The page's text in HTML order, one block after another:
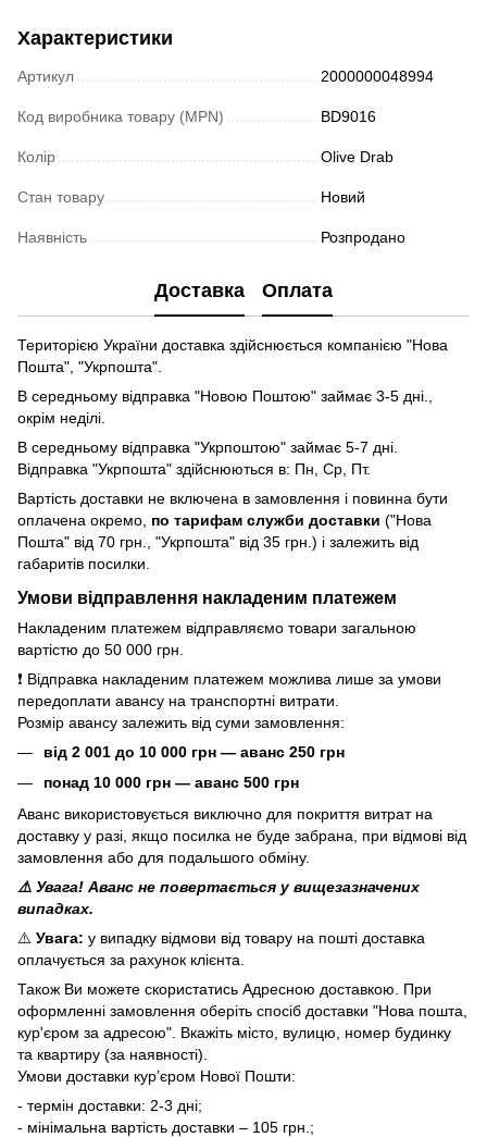
Характеристики
Артикул 2000000048994
Код виробника товару (MPN) BD9016
Колір Olive Drab
Стан товару Новий
Наявність Розпродано
Доставка Оплата
Територією України доставка здійснюється компанією "Нова
Пошта", "Укрпошта".
В середньому відправка "Новою Поштою" займає 3-5 дні.,
окрім неділі.
В середньому відправка "Укрпоштою" займає 5-7 дні.
Відправка "Укрпошта" здійснюються в: Пн, Ср, Пт.
Вартість доставки не включена в замовлення і повинна бути
оплачена окремо, по тарифам служби доставки ("Нова
Пошта" від 70 грн., "Укрпошта" від 35 грн.) і залежить від
габаритів посилки.
Умови відправлення накладеним платежем
Накладеним платежем відправляємо товари загальною
вартістю до 50 000 грн.
❗ Відправка накладеним платежем можлива лише за умови
передоплати авансу на транспортні витрати.
Розмір авансу залежить від суми замовлення:
від 2 001 до 10 000 грн — аванс 250 грн
понад 10 000 грн — аванс 500 грн
Аванс використовується виключно для покриття витрат на
доставку у разі, якщо посилка не буде забрана, при відмові від
замовлення або для подальшого обміну.
⚠️ Увага! Аванс не повертається у вищезазначених
випадках.
⚠️ Увага: у випадку відмови від товару на пошті доставка
оплачується за рахунок клієнта.
Також Ви можете скористатись Адресною доставкою. При
оформленні замовлення оберіть спосіб доставки "Нова пошта,
кур'єром за адресою". Вкажіть місто, вулицю, номер будинку
та квартиру (за наявності).
Умови доставки кур’єром Нової Пошти:
- термін доставки: 2-3 дні;
- мінімальна вартість доставки – 105 грн.;